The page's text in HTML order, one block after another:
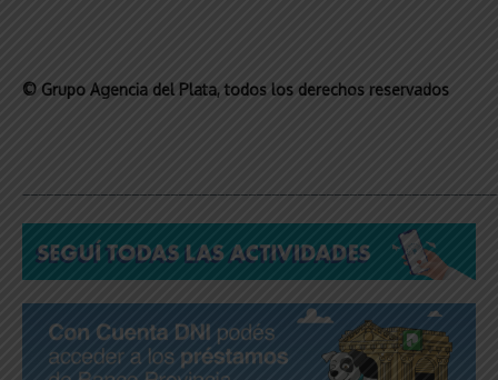
© Grupo Agencia del Plata, todos los derechos reservados